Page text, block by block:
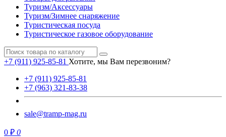
Туризм/Аксессуары
Туризм/Зимнее снаряжение
Туристическая посуда
Туристическое газовое оборудование
+7 (911) 925-85-81 Хотите, мы Вам перезвоним?
+7 (911) 925-85-81
+7 (963) 321-83-38
sale@tramp-mag.ru
0 ₽ 0